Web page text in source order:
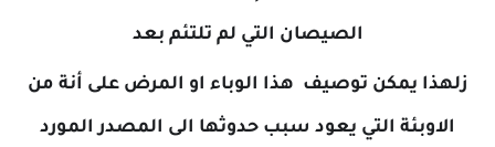
الصيصان التي لم تلتئم بعد
زلهذا يمكن توصيف هذا الوباء او المرض على أنة من
الاوبئة التي يعود سبب حدوثها الى المصدر المورد